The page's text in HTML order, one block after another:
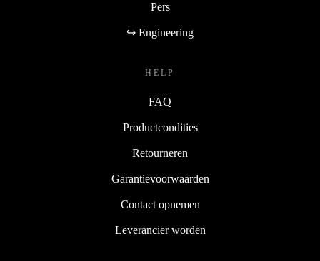
Pers
↪ Engineering
HELP
FAQ
Productcondities
Retourneren
Garantievoorwaarden
Contact opnemen
Leverancier worden